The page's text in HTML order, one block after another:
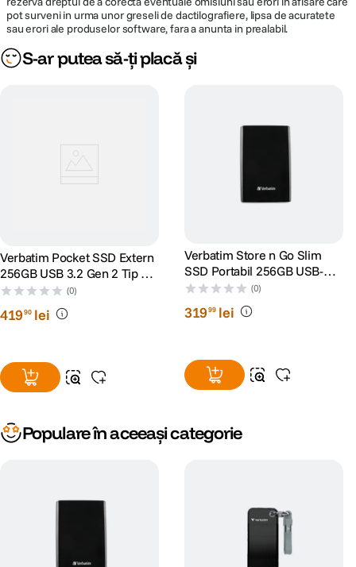
pot surveni in urma unor greseli de dactilografiere, lipsa de acuratete
sau erori ale produselor software, fara a anunta in prealabil.
S-ar putea să-ți placă și
Verbatim Pocket SSD Extern
256GB USB 3.2 Gen 2 Tip C
Negru/Gri
(0)
41990 lei
Verbatim Store n Go Slim
SSD Portabil 256GB USB-C
Negru
(0)
31999 lei
Populare în aceeași categorie